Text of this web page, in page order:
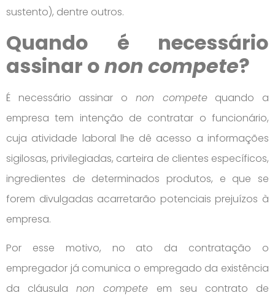
sustento), dentre outros.
Quando é necessário
assinar onon compete?
É necessário assinar o non competequando a
empresa tem intenção de contratar o funcionário,
cuja atividade laboral lhe dê acesso a informações
sigilosas, privilegiadas, carteira de clientes específicos,
ingredientes de determinados produtos, e que se
forem divulgadas acarretarão potenciais prejuízos à
empresa.
Por esse motivo, no ato da contratação o
empregador já comunica o empregado da existência
da cláusulanon compete em seu contrato de